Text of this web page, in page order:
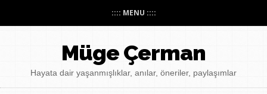
:::: MENU ::::
Müge Çerman
Hayata dair yaşanmışlıklar, anılar, öneriler, paylaşımlar